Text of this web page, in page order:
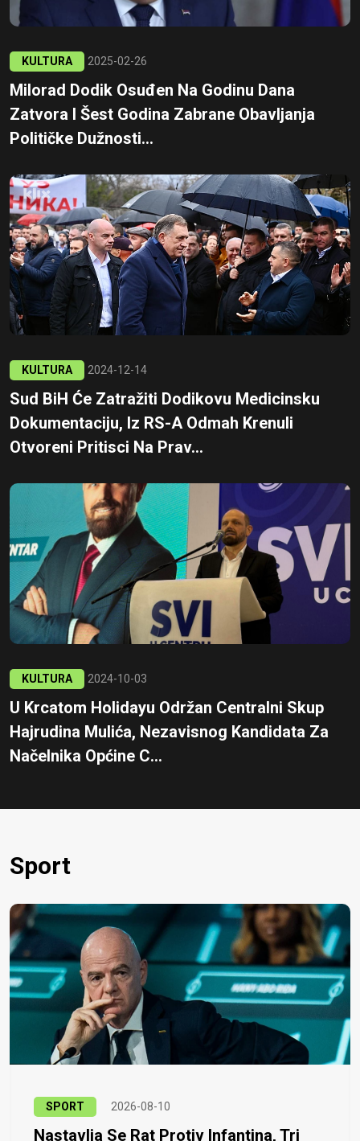
KULTURA 2025-02-26
Milorad Dodik Osuđen Na Godinu Dana
Zatvora I Šest Godina Zabrane Obavljanja
Političke Dužnosti...
KULTURA 2024-12-14
Sud BiH Će Zatražiti Dodikovu Medicinsku
Dokumentaciju, Iz RS-A Odmah Krenuli
Otvoreni Pritisci Na Prav...
KULTURA 2024-10-03
U Krcatom Holidayu Održan Centralni Skup
Hajrudina Mulića, Nezavisnog Kandidata Za
Načelnika Općine C...
Sport
SPORT 2026-08-10
Nastavlja Se Rat Protiv Infantina, Tri